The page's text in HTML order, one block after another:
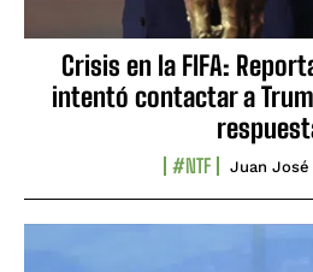
Crisis en la FIFA:
intentó contactar a
#NTF Juan José